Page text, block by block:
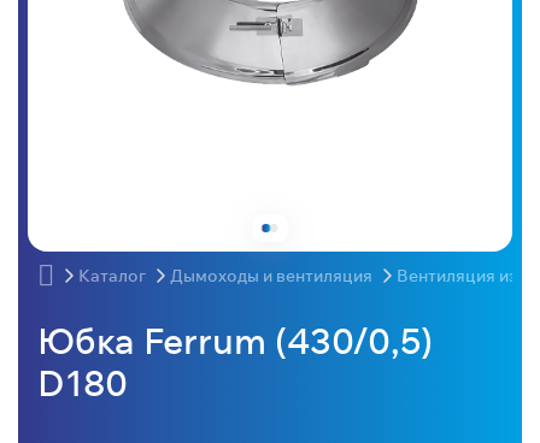
Каталог Дымоходы и вентиляция Вентиляция из
Юбка Ferrum (430/0,5)
D180